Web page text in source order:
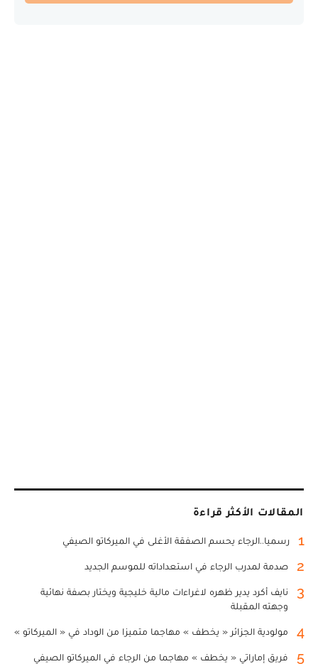
المقالات الأكثر قراءة
1 رسميا..الرجاء يحسم الصفقة الأغلى في الميركاتو الصيفي
2 صدمة لمدرب الرجاء في استعداداته للموسم الجديد
3
نايف أكرد يدير ظهره لاغراءات مالية خليجية ويختار بصفة نهائية
وجهته المقبلة
4 مولودية الجزائر « يخطف » مهاجما متميزا من الوداد في « الميركاتو »
5 فريق إماراتي « يخطف » مهاجما من الرجاء في الميركاتو الصيفي